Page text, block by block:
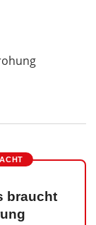
braucht